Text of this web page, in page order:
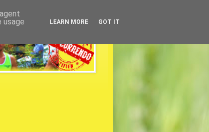
usage
LEARN MORE GOT IT